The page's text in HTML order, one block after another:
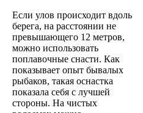
Если улов происходит вдоль
берега, на расстоянии не
превышающего 12 метров,
можно использовать
поплавочные снасти. Как
показывает опыт бывалых
рыбаков, такая оснастка
показала себя с лучшей
стороны. На чистых